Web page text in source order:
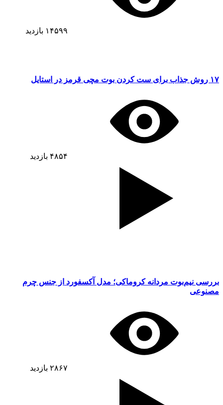
۱۴۵۹۹ بازدید
۱۷ روش جذاب برای ست کردن بوت مچی قرمز در استایل
۴۸۵۴ بازدید
بررسی نیم‌بوت مردانه کروماکی؛ مدل آکسفورد از جنس چرم
مصنوعی
۲۸۶۷ بازدید